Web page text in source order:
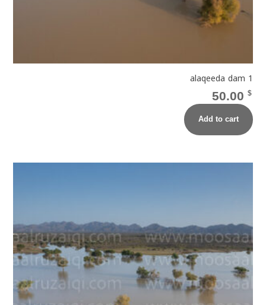
alaqeeda dam 1
50.00 $
Add to cart